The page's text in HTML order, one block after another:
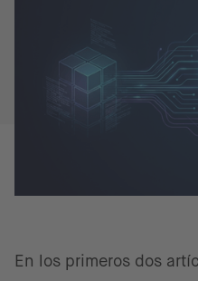
En los primeros dos